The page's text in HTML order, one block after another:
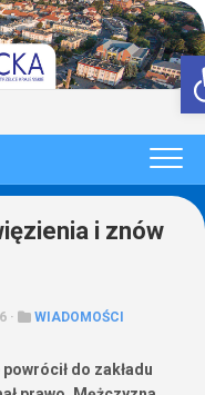
i znów
· WIADOMOŚCI
do zakładu